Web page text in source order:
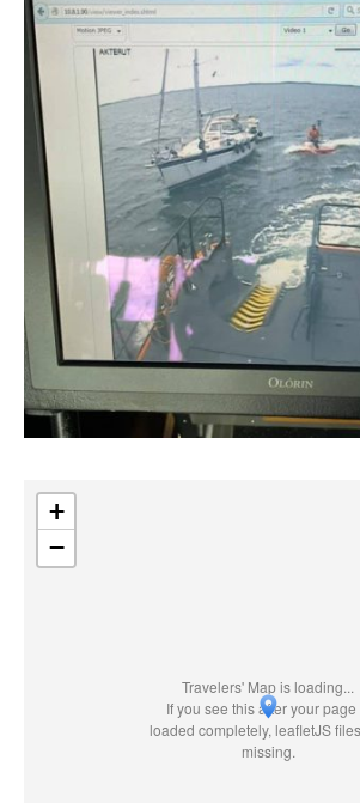
Travelers' Map is loading...
If you see this after your page
loaded completely, leafletJS
missing.
+
−